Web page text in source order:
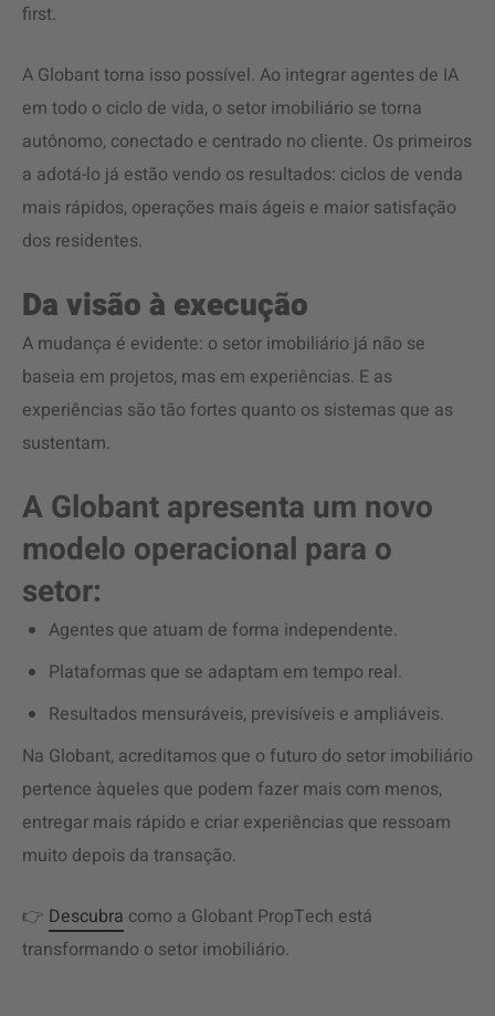
first.
A Globant torna isso possível. Ao integrar agentes de IA
em todo o ciclo de vida, o setor imobiliário se torna
autônomo, conectado e centrado no cliente. Os primeiros
a adotá-lo já estão vendo os resultados: ciclos de venda
mais rápidos, operações mais ágeis e maior satisfação
dos residentes.
Da visão à execução
A mudança é evidente: o setor imobiliário já não se
baseia em projetos, mas em experiências. E as
experiências são tão fortes quanto os sistemas que as
sustentam.
A Globant apresenta um novo
modelo operacional para o
setor:
Agentes que atuam de forma independente.
Plataformas que se adaptam em tempo real.
Resultados mensuráveis, previsíveis e ampliáveis.
Na Globant, acreditamos que o futuro do setor imobiliário
pertence àqueles que podem fazer mais com menos,
entregar mais rápido e criar experiências que ressoam
muito depois da transação.
👉 Descubra como a Globant PropTech está
transformando o setor imobiliário.